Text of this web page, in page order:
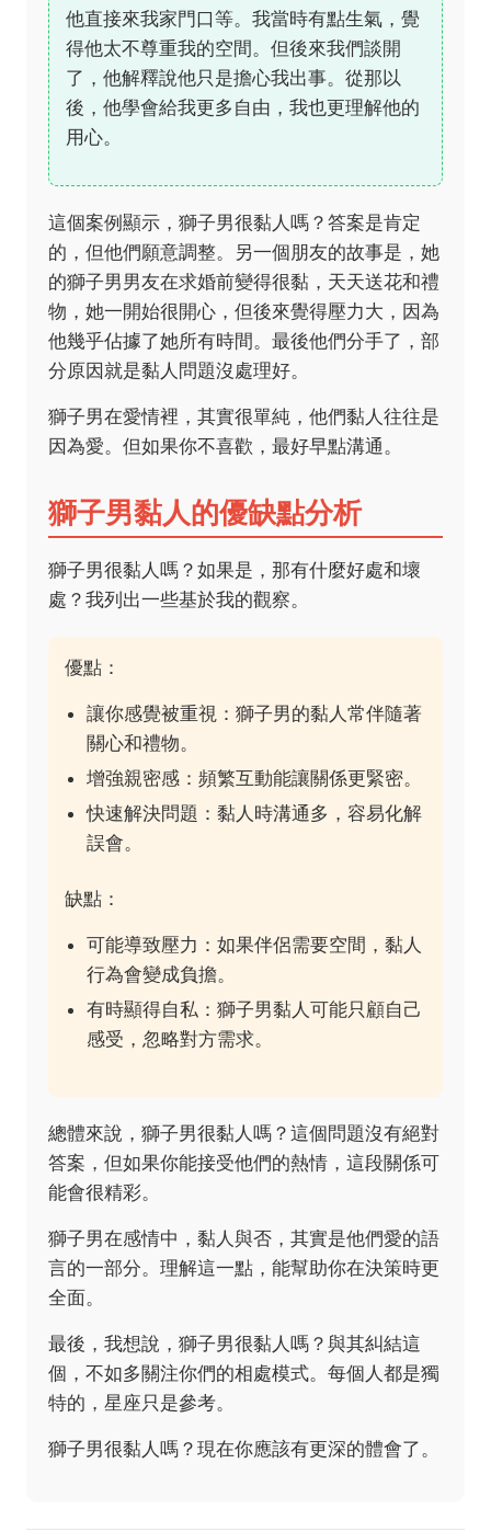
他直接來我家門口等。我當時有點生氣，覺
得他太不尊重我的空間。但後來我們談開
了，他解釋說他只是擔心我出事。從那以
後，他學會給我更多自由，我也更理解他的
用心。
這個案例顯示，獅子男很黏人嗎？答案是肯定
的，但他們願意調整。另一個朋友的故事是，她
的獅子男男友在求婚前變得很黏，天天送花和禮
物，她一開始很開心，但後來覺得壓力大，因為
他幾乎佔據了她所有時間。最後他們分手了，部
分原因就是黏人問題沒處理好。
獅子男在愛情裡，其實很單純，他們黏人往往是
因為愛。但如果你不喜歡，最好早點溝通。
獅子男黏人的優缺點分析
獅子男很黏人嗎？如果是，那有什麼好處和壞
處？我列出一些基於我的觀察。
優點：
讓你感覺被重視：獅子男的黏人常伴隨著
關心和禮物。
增強親密感：頻繁互動能讓關係更緊密。
快速解決問題：黏人時溝通多，容易化解
誤會。
缺點：
可能導致壓力：如果伴侶需要空間，黏人
行為會變成負擔。
有時顯得自私：獅子男黏人可能只顧自己
感受，忽略對方需求。
總體來說，獅子男很黏人嗎？這個問題沒有絕對
答案，但如果你能接受他們的熱情，這段關係可
能會很精彩。
獅子男在感情中，黏人與否，其實是他們愛的語
言的一部分。理解這一點，能幫助你在決策時更
全面。
最後，我想說，獅子男很黏人嗎？與其糾結這
個，不如多關注你們的相處模式。每個人都是獨
特的，星座只是參考。
獅子男很黏人嗎？現在你應該有更深的體會了。